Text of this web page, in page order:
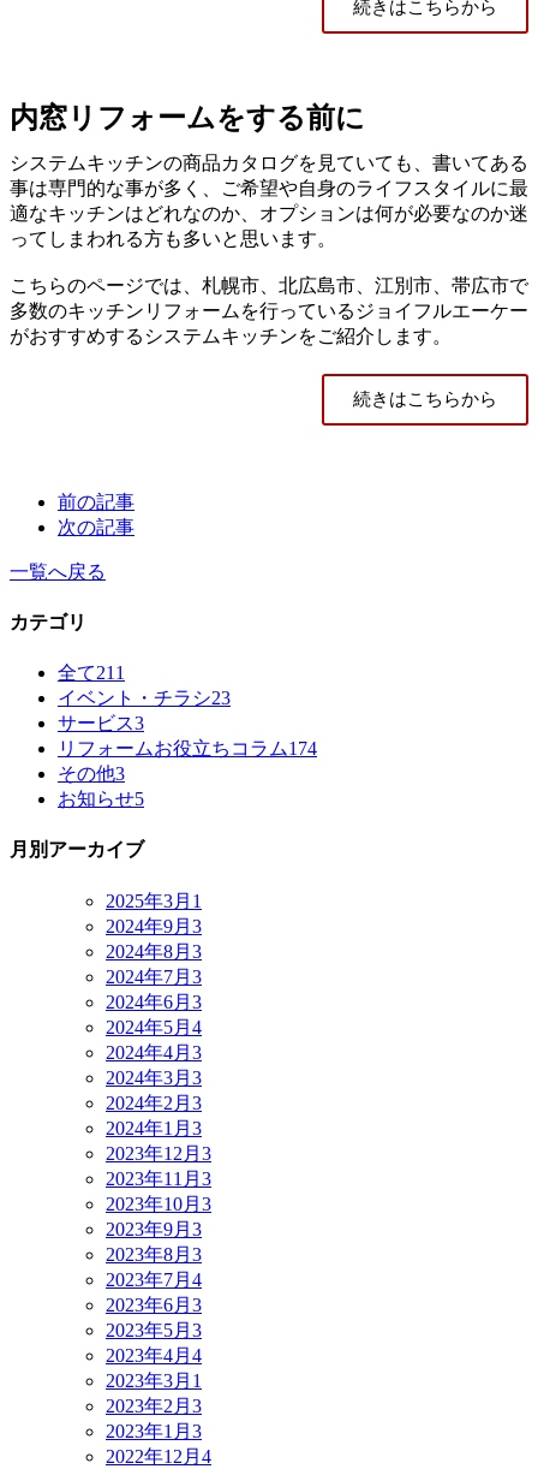
続きはこちらから
内窓リフォームをする前に
システムキッチンの商品カタログを見ていても、書いてある
事は専門的な事が多く、ご希望や自身のライフスタイルに最
適なキッチンはどれなのか、オプションは何が必要なのか迷
ってしまわれる方も多いと思います。
こちらのページでは、札幌市、北広島市、江別市、帯広市で
多数のキッチンリフォームを行っているジョイフルエーケー
がおすすめするシステムキッチンをご紹介します。
続きはこちらから
前の記事
次の記事
一覧へ戻る
カテゴリ
全て211
イベント・チラシ23
サービス3
リフォームお役立ちコラム174
その他3
お知らせ5
月別アーカイブ
2025年3月 1
2024年9月 3
2024年8月 3
2024年7月 3
2024年6月 3
2024年5月 4
2024年4月 3
2024年3月 3
2024年2月 3
2024年1月 3
2023年12月 3
2023年11月 3
2023年10月 3
2023年9月 3
2023年8月 3
2023年7月 4
2023年6月 3
2023年5月 3
2023年4月 4
2023年3月 1
2023年2月 3
2023年1月 3
2022年12月 4